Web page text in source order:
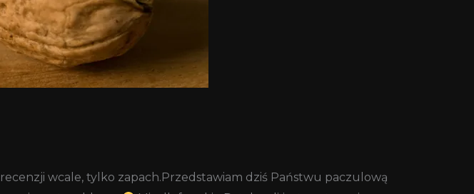
wcale, tylko zapach.Przedstawiam dziś Państwu paczulową